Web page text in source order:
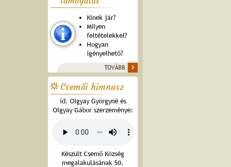
Kinek jár?
Milyen
feltételekkel?
Hogyan
igényelhető?
TOVÁBB
Csemői himnusz
id. Olgyay Györgyné és
Olgyay Gábor szerzeménye:
Készült Csemő Község
megalakulásának 50.